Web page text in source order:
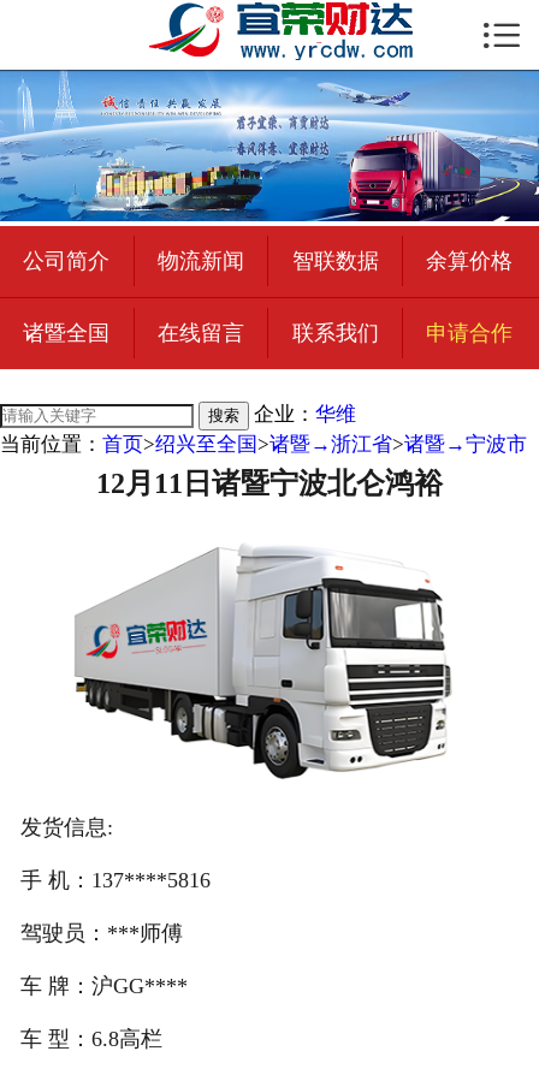
 首页
公司简介
物流新闻
绍兴至全国
合作加盟
宜荣智联
在线留言
注册
登录
在线礼佛

公司简介 物流新闻 智联数据 余算价格
诸暨全国 在线留言 联系我们 申请合作
搜索 企业： 华维
当前位置： 首页>绍兴至全国>诸暨→浙江省>诸暨→宁波市
12月11日诸暨宁波北仑鸿裕
发货信息:
手 机：137****5816
驾驶员：***师傅
车 牌：沪GG****
车 型：6.8高栏